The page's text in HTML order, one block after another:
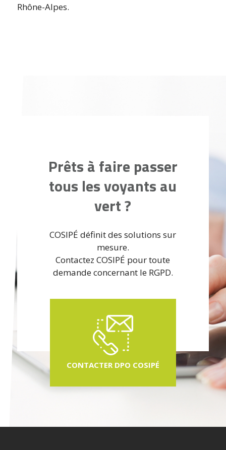
Rhône-Alpes.
Prêts à faire passer
tous les voyants au
vert ?
COSIPÉ définit des solutions sur
mesure.
Contactez COSIPÉ pour toute
demande concernant le RGPD.
CONTACTER DPO COSIPÉ